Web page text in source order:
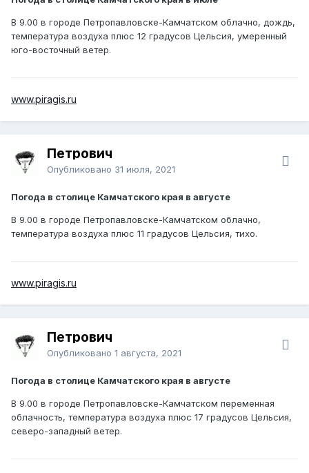
В 9.00 в городе Петропавловске-Камчатском облачно, дождь,
температура воздуха плюс 12 градусов Цельсия, умеренный
юго-восточный ветер.
www.piragis.ru
Петрович
Опубликовано 31 июля, 2021
Погода в столице Камчатского края в августе
В 9.00 в городе Петропавловске-Камчатском облачно,
температура воздуха плюс 11 градусов Цельсия, тихо.
www.piragis.ru
Петрович
Опубликовано 1 августа, 2021
Погода в столице Камчатского края в августе
В 9.00 в городе Петропавловске-Камчатском переменная
облачность, температура воздуха плюс 17 градусов Цельсия,
северо-западный ветер.